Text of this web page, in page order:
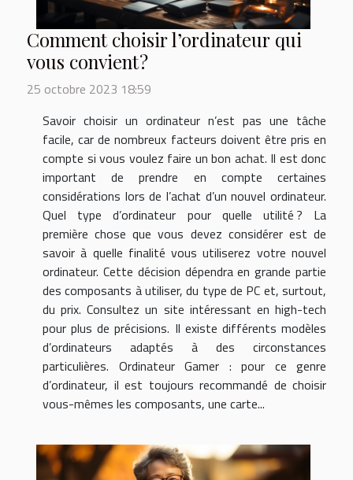
Comment choisir l’ordinateur qui
vous convient ?
25 octobre 2023 18:59
Savoir choisir un ordinateur n’est pas une tâche
facile, car de nombreux facteurs doivent être pris en
compte si vous voulez faire un bon achat. Il est donc
important de prendre en compte certaines
considérations lors de l’achat d’un nouvel ordinateur.
Quel type d’ordinateur pour quelle utilité ? La
première chose que vous devez considérer est de
savoir à quelle finalité vous utiliserez votre nouvel
ordinateur. Cette décision dépendra en grande partie
des composants à utiliser, du type de PC et, surtout,
du prix. Consultez un site intéressant en high-tech
pour plus de précisions. Il existe différents modèles
d’ordinateurs adaptés à des circonstances
particulières. Ordinateur Gamer : pour ce genre
d’ordinateur, il est toujours recommandé de choisir
vous-mêmes les composants, une carte...